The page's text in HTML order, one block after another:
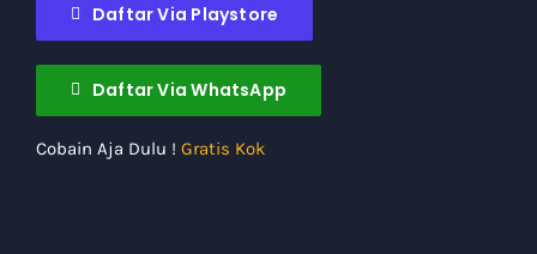
Daftar Via Playstore
Daftar Via WhatsApp
Cobain Aja Dulu ! Gratis Kok